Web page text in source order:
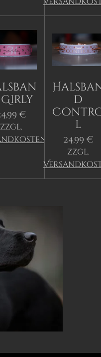
€
zzgl.
d
l
24,99 €
zzgl.